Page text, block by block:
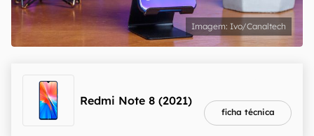
Ivo/Canaltech
Redmi Note 8 (2021)
ficha técnica